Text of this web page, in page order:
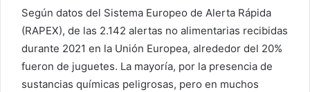
Según datos del Sistema Europeo de Alerta Rápida
(RAPEX), de las 2.142 alertas no alimentarias recibidas
durante 2021 en la Unión Europea, alrededor del 20%
fueron de juguetes. La mayoría, por la presencia de
sustancias químicas peligrosas, pero en muchos